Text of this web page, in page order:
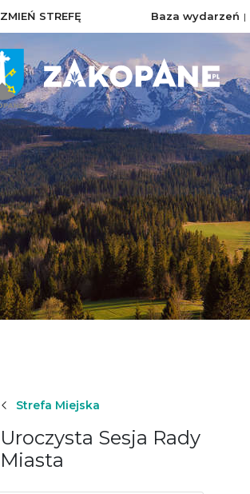
ZMIEŃ STREFĘ Baza wydarzeń
Strefa Miejska
Uroczysta Sesja Rady
Miasta